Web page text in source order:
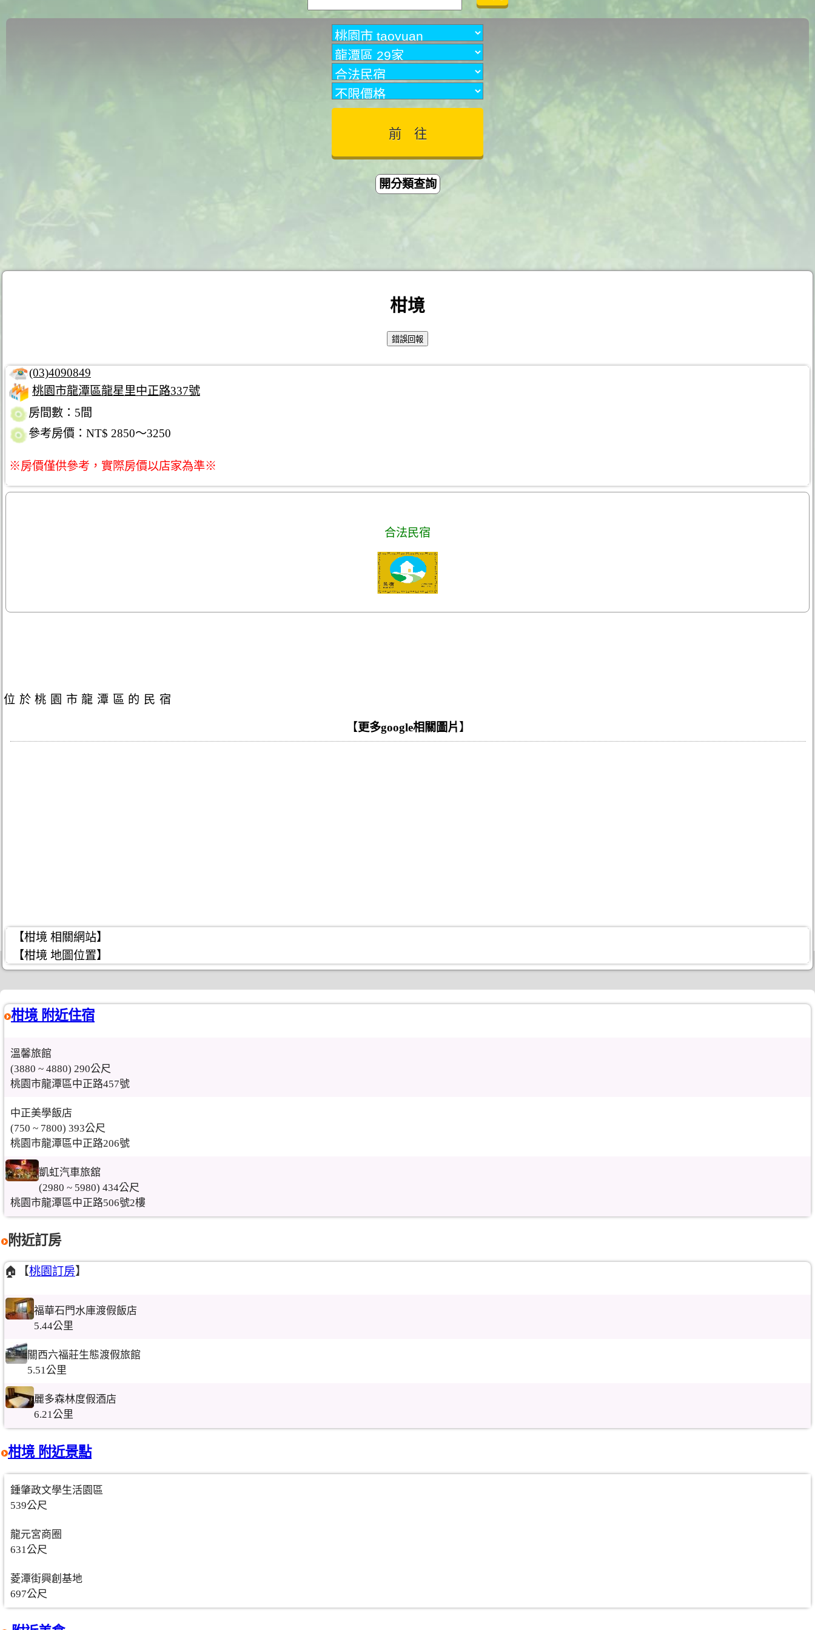
開分類查詢
柑境
(03)4090849
桃園市龍潭區龍星里中正路337號
房間數：5間
參考房價：NT$ 2850～3250
※房價僅供參考，實際房價以店家為準※
合法民宿
位於桃園市龍潭區的民宿
【更多google相關圖片 】
【柑境 相關網站】
【柑境 地圖位置】
柑境 附近住宿
溫馨旅館
(3880 ~ 4880) 290公尺
桃園市龍潭區中正路457號
中正美學飯店
(750 ~ 7800) 393公尺
桃園市龍潭區中正路206號
凱虹汽車旅舘
(2980 ~ 5980) 434公尺
桃園市龍潭區中正路506號2樓
附近訂房
🏠【桃園訂房】
福華石門水庫渡假飯店
5.44公里
關西六福莊生態渡假旅館
5.51公里
麗多森林度假酒店
6.21公里
柑境 附近景點
鍾肇政文學生活園區
539公尺
龍元宮商圈
631公尺
菱潭街興創基地
697公尺